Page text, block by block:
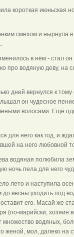
короткая июньская
смехом и нырнула
в нём - стал
про водяную деву, на
дней вернулся к тому
он чудесное
волосами. Ещё
для него как год, и
на него любовной
водяная полюбила
ночь пела для него
лето и наступила
весны уходить под
его. Масай же
(по-марийски,
водяных,
женой, мол, далеко на